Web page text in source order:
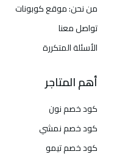
من نحن: موقع كوبونات
تواصل معنا
الأسئلة المتكررة
أهم المتاجر
كود خصم نون
كود خصم نمشي
كود خصم تيمو